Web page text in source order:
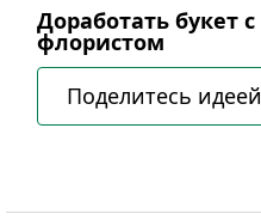
Доработать букет с
флористом
Поделитесь идеей